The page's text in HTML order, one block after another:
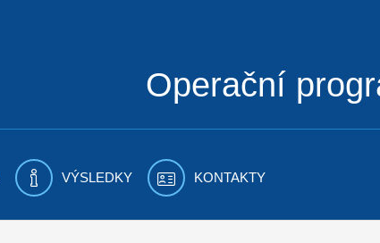
Operační
VÝSLEDKY KONTAKTY